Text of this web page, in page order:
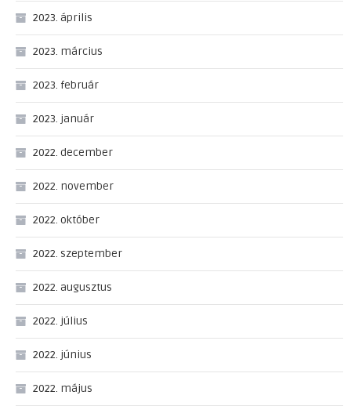
2023. április
2023. március
2023. február
2023. január
2022. december
2022. november
2022. október
2022. szeptember
2022. augusztus
2022. július
2022. június
2022. május